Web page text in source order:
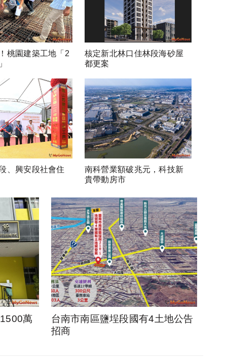
桃園建築工地「2
核定新北林口佳林段海砂屋
都更案
、興安段社會住
南科營業額破兆元，科技新
貴帶動房市
萬
台南市南區鹽埕段國有4土地公告
招商